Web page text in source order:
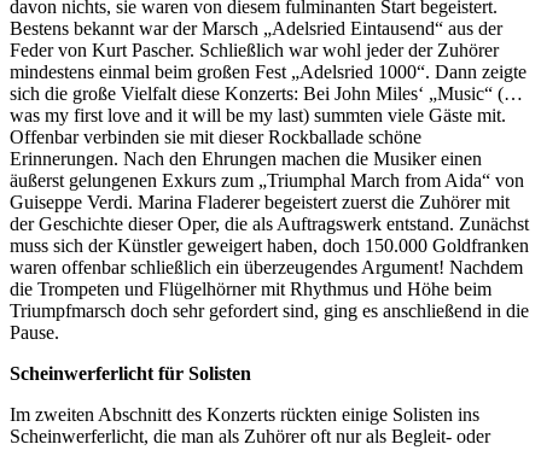
davon nichts, sie waren von diesem fulminanten Start begeistert.
Bestens bekannt war der Marsch „Adelsried Eintausend“ aus der
Feder von Kurt Pascher. Schließlich war wohl jeder der Zuhörer
mindestens einmal beim großen Fest „Adelsried 1000“. Dann zeigte
sich die große Vielfalt diese Konzerts: Bei John Miles‘ „Music“ (…
was my first love and it will be my last) summten viele Gäste mit.
Offenbar verbinden sie mit dieser Rockballade schöne
Erinnerungen. Nach den Ehrungen machen die Musiker einen
äußerst gelungenen Exkurs zum „Triumphal March from Aida“ von
Guiseppe Verdi. Marina Fladerer begeistert zuerst die Zuhörer mit
der Geschichte dieser Oper, die als Auftragswerk entstand. Zunächst
muss sich der Künstler geweigert haben, doch 150.000 Goldfranken
waren offenbar schließlich ein überzeugendes Argument! Nachdem
die Trompeten und Flügelhörner mit Rhythmus und Höhe beim
Triumpfmarsch doch sehr gefordert sind, ging es anschließend in die
Pause.
Scheinwerferlicht für Solisten
Im zweiten Abschnitt des Konzerts rückten einige Solisten ins
Scheinwerferlicht, die man als Zuhörer oft nur als Begleit- oder